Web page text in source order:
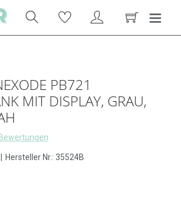
PB721
MIT DISPLAY, GRAU,
Hersteller Nr.: 35524B